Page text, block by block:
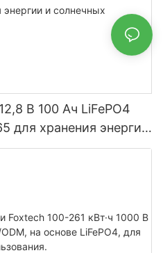
В 100 Ач LiFePO4
для хранения энергии
систем